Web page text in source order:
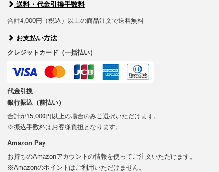
送料・代金引換手数料
合計4,000円（税込）以上の商品注文で送料無料
お支払い方法
クレジットカード（一括払い）
代金引換
銀行振込（前払い）
合計が15,000円以上の場合のみご選択いただけます。
※振込手数料はお客様負担となります。
Amazon Pay
お持ちのAmazonアカウントの情報を使ってご注文いただけます。
※Amazonのポイントはご利用いただけません。